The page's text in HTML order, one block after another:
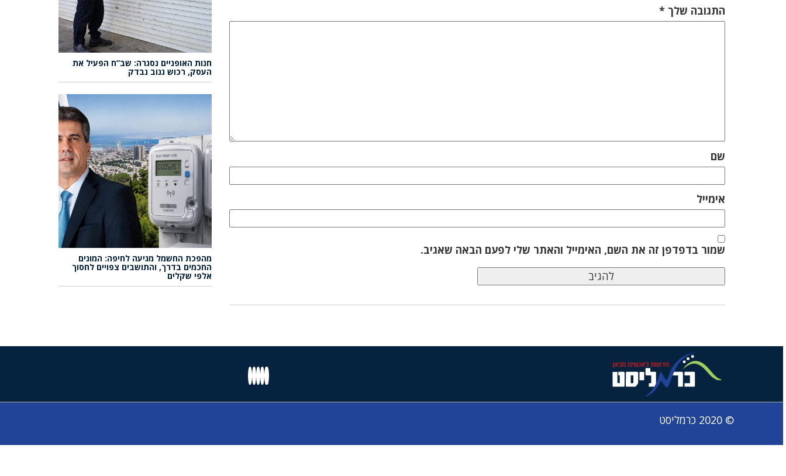
התגובה שלך*
שם
אימייל
שמור בדפדפן זה את השם, האימייל והאתר שלי לפעם הבאה שאגיב.
חנות האופניים נסגרה: שב”ח הפעיל את
העסק, רכוש גנוב נבדק
מהפכת החשמל מגיעה לחיפה: המונים
החכמים בדרך, והתושבים צפויים לחסוך
אלפי שקלים
© 2020 כרמליסט